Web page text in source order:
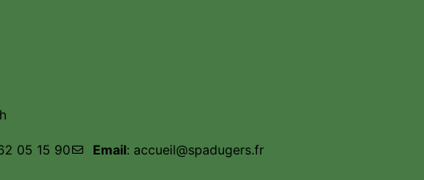
05 15 90 Email: accueil@spadugers.fr